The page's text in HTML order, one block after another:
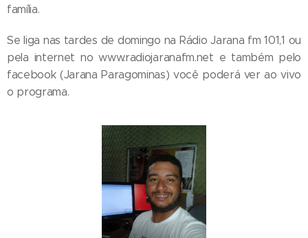
família.
Se liga nas tardes de domingo na Rádio Jarana fm 101,1 ou
pela internet no www.radiojaranafm.net e também pelo
facebook (Jarana Paragominas) você poderá ver ao vivo
o programa.